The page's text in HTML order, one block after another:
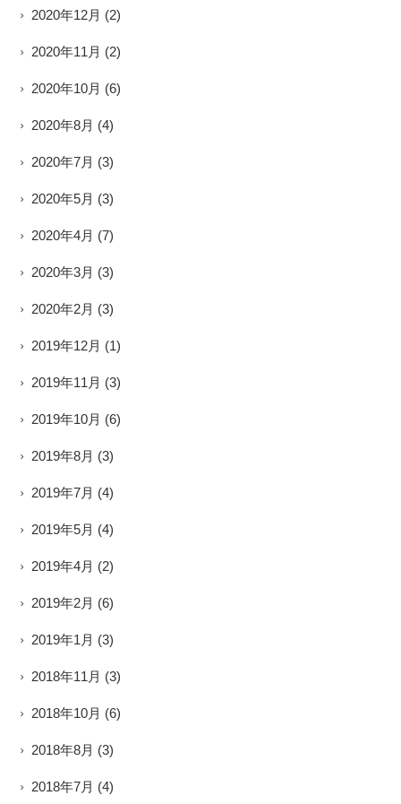
2020年12月 (2)
2020年11月 (2)
2020年10月 (6)
2020年8月 (4)
2020年7月 (3)
2020年5月 (3)
2020年4月 (7)
2020年3月 (3)
2020年2月 (3)
2019年12月 (1)
2019年11月 (3)
2019年10月 (6)
2019年8月 (3)
2019年7月 (4)
2019年5月 (4)
2019年4月 (2)
2019年2月 (6)
2019年1月 (3)
2018年11月 (3)
2018年10月 (6)
2018年8月 (3)
2018年7月 (4)